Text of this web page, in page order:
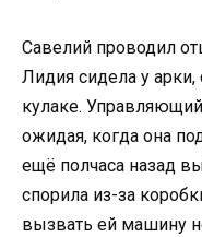
Савелий проводил
Лидия сидела у
кулаке.
ожидая, когда она
ещё полчаса назад
спорила из-за
вызвать ей машину